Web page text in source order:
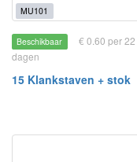
MU101
Beschikbaar
€ 0.60 per 22
dagen
15 Klankstaven + stok